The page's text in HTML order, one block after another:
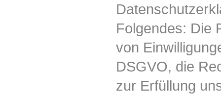
Folgendes: Die
von
DSGVO, die
zur Erfüllung